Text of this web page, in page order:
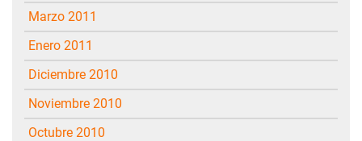
marzo 2011
enero 2011
diciembre 2010
noviembre 2010
octubre 2010